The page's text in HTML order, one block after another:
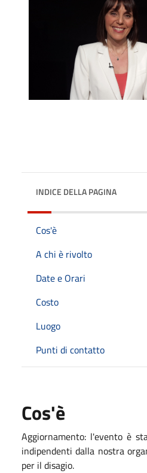
INDICE DELLA PAGINA
Cos'è
A chi è rivolto
Date e Orari
Costo
Luogo
Punti di contatto
Cos'è
Aggiornamento: l'evento è
indipendenti dalla nostra
per il disagio.